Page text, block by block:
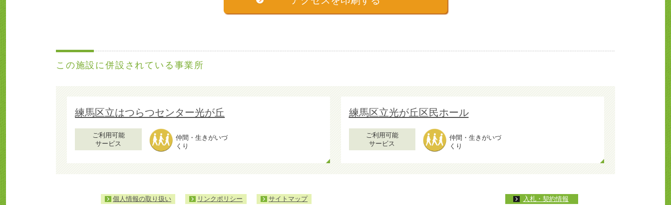
地
図
この施設に併設されている事業所
練馬区立はつらつセンター光が丘
ご利用可能
サービス
仲間・生きがいづ
くり
練馬区立光が丘区民ホール
ご利用可能
サービス
仲間・生きがいづ
くり
個人情報の取り扱い リンクポリシー
サイトマップ
入札・契約情報